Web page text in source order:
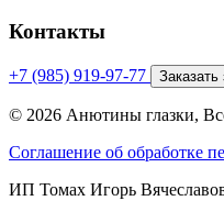
Контакты
+7 (985) 919-97-77 Заказать
© 2026 Анютины глазки,
Соглашение об обработке
ИП Томах Игорь